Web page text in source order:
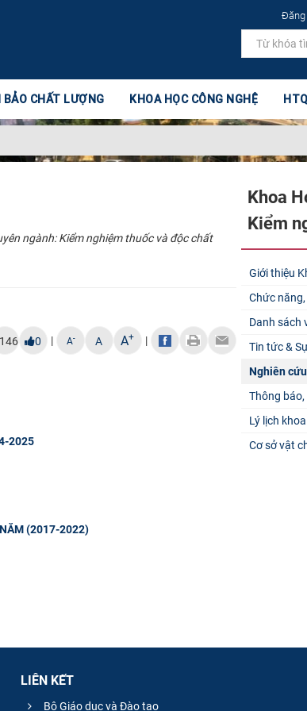
Đăng
CHẤT LƯỢNG KHOA HỌC CÔNG NGHỆ
ngành: Kiểm nghiệm thuốc và độc chất
0 | A- A A+ |
2025
NĂM (2017-2022)
Khoa
Kiểm
Giới thiệu
Chức
Danh sách
Tin tức &
Nghiên
Thông
Lý lịch
Cơ sở vật
LIÊN KẾT
Bộ Giáo dục và Đào tạo